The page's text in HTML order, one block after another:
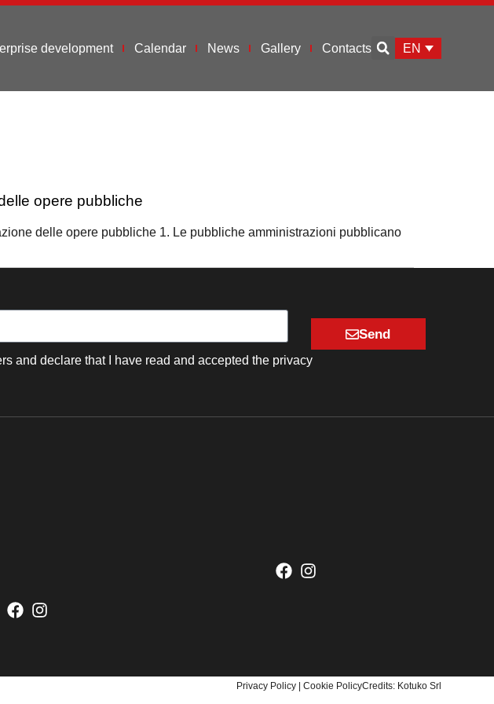
development Calendar News Gallery Contacts EN
opere pubbliche
delle opere pubbliche 1. Le pubbliche amministrazioni pubblicano
and declare that I have read and accepted the privacy
Send
Privacy Policy| Cookie PolicyCredits: Kotuko Srl